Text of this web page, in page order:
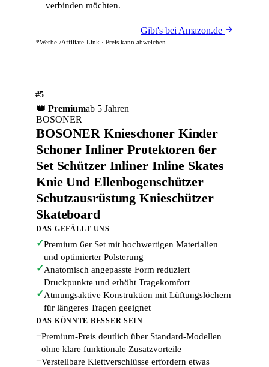
verbinden möchten.
Gibt's bei Amazon.de
*Werbe-/Affiliate-Link · Preis kann abweichen
#5
👑 Premiumab 5 Jahren
BOSONER
BOSONER Knieschoner Kinder
Schoner Inliner Protektoren 6er
Set Schützer Inliner Inline Skates
Knie Und Ellenbogenschützer
Schutzausrüstung Knieschützer
Skateboard
DAS GEFÄLLT UNS
✓Premium 6er Set mit hochwertigen Materialien
und optimierter Polsterung
✓Anatomisch angepasste Form reduziert
Druckpunkte und erhöht Tragekomfort
✓Atmungsaktive Konstruktion mit Lüftungslöchern
für längeres Tragen geeignet
DAS KÖNNTE BESSER SEIN
−Premium-Preis deutlich über Standard-Modellen
ohne klare funktionale Zusatzvorteile
−Verstellbare Klettverschlüsse erfordern etwas